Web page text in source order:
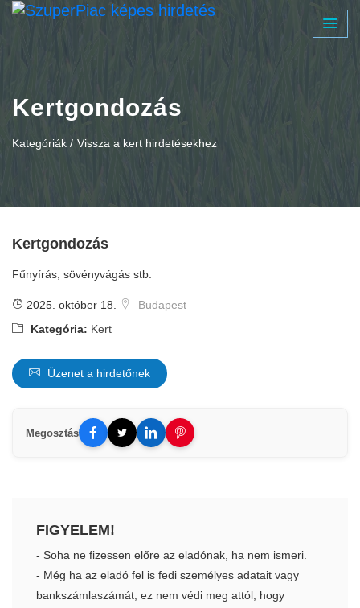
Kertgondozás
Kategóriák / Vissza a kert hirdetésekhez
Kertgondozás
Fűnyírás, sövényvágás stb.
2025. október 18.
Budapest
Kategória: Kert
Üzenet a hirdetőnek
Megosztás
FIGYELEM!
- Soha ne fizessen előre az eladónak, ha nem ismeri.
- Még ha az eladó fel is fedi személyes adatait vagy
bankszámlaszámát, ez nem védi meg attól, hogy